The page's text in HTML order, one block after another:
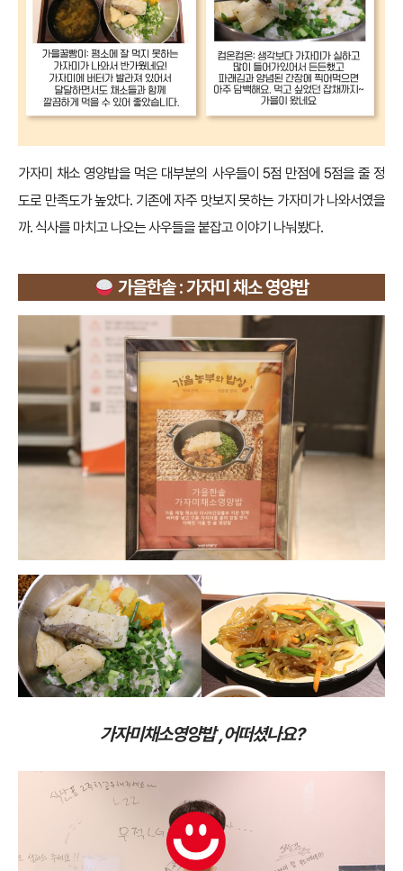
가자미 채소 영양밥을 먹은 대부분의 사우들이 5점 만점에 5점을 줄 정
도로 만족도가 높았다. 기존에 자주 맛보지 못하는 가자미가 나와서였을
까. 식사를 마치고 나오는 사우들을 붙잡고 이야기 나눠봤다.
가을한솥 : 가자미 채소 영양밥
가자미채소영양밥 ,어떠셨나요?